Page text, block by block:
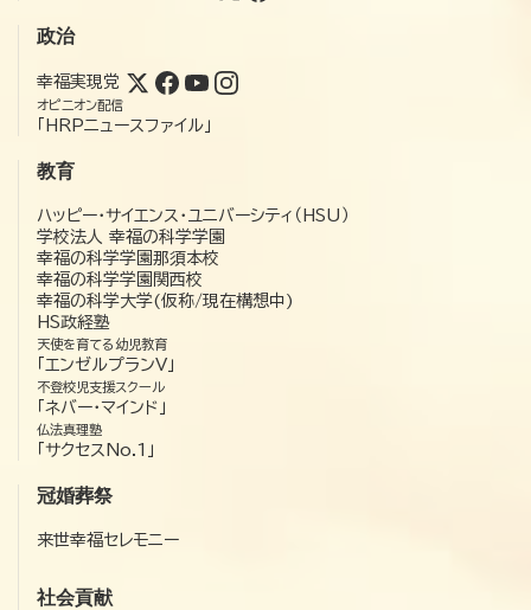
政治
幸福実現党
オピニオン配信
「HRPニュースファイル」
教育
ハッピー・サイエンス・ユニバーシティ（HSU）
学校法人 幸福の科学学園
幸福の科学学園那須本校
幸福の科学学園関西校
幸福の科学大学(仮称/現在構想中)
HS政経塾
天使を育てる幼児教育
「エンゼルプランV」
不登校児支援スクール
「ネバー・マインド」
仏法真理塾
「サクセスNo.1」
冠婚葬祭
来世幸福セレモニー
社会貢献